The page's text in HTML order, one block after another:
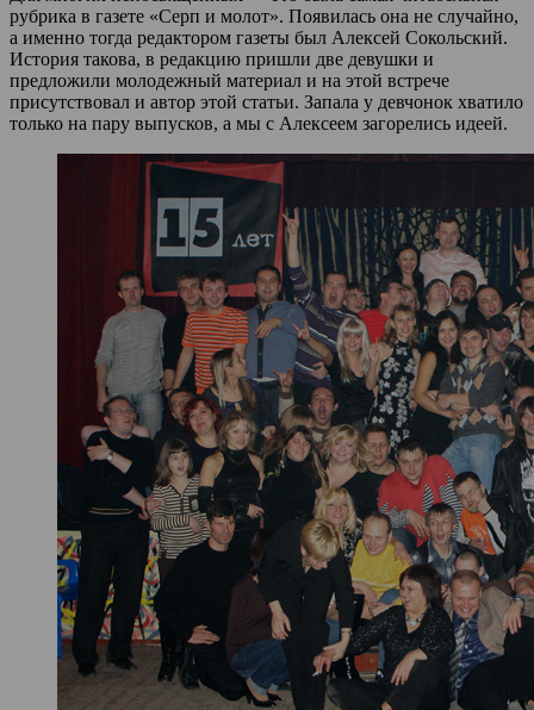
рубрика в газете «Серп и молот». Появилась она не случайно,
а именно тогда редактором газеты был Алексей Сокольский.
История такова, в редакцию пришли две девушки и
предложили молодежный материал и на этой встрече
присутствовал и автор этой статьи. Запала у девчонок хватило
только на пару выпусков, а мы с Алексеем загорелись идеей.